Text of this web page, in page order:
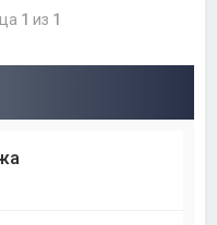
1 из 1